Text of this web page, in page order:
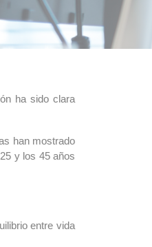
ha sido clara
han mostrado
y los 45 años
entre vida